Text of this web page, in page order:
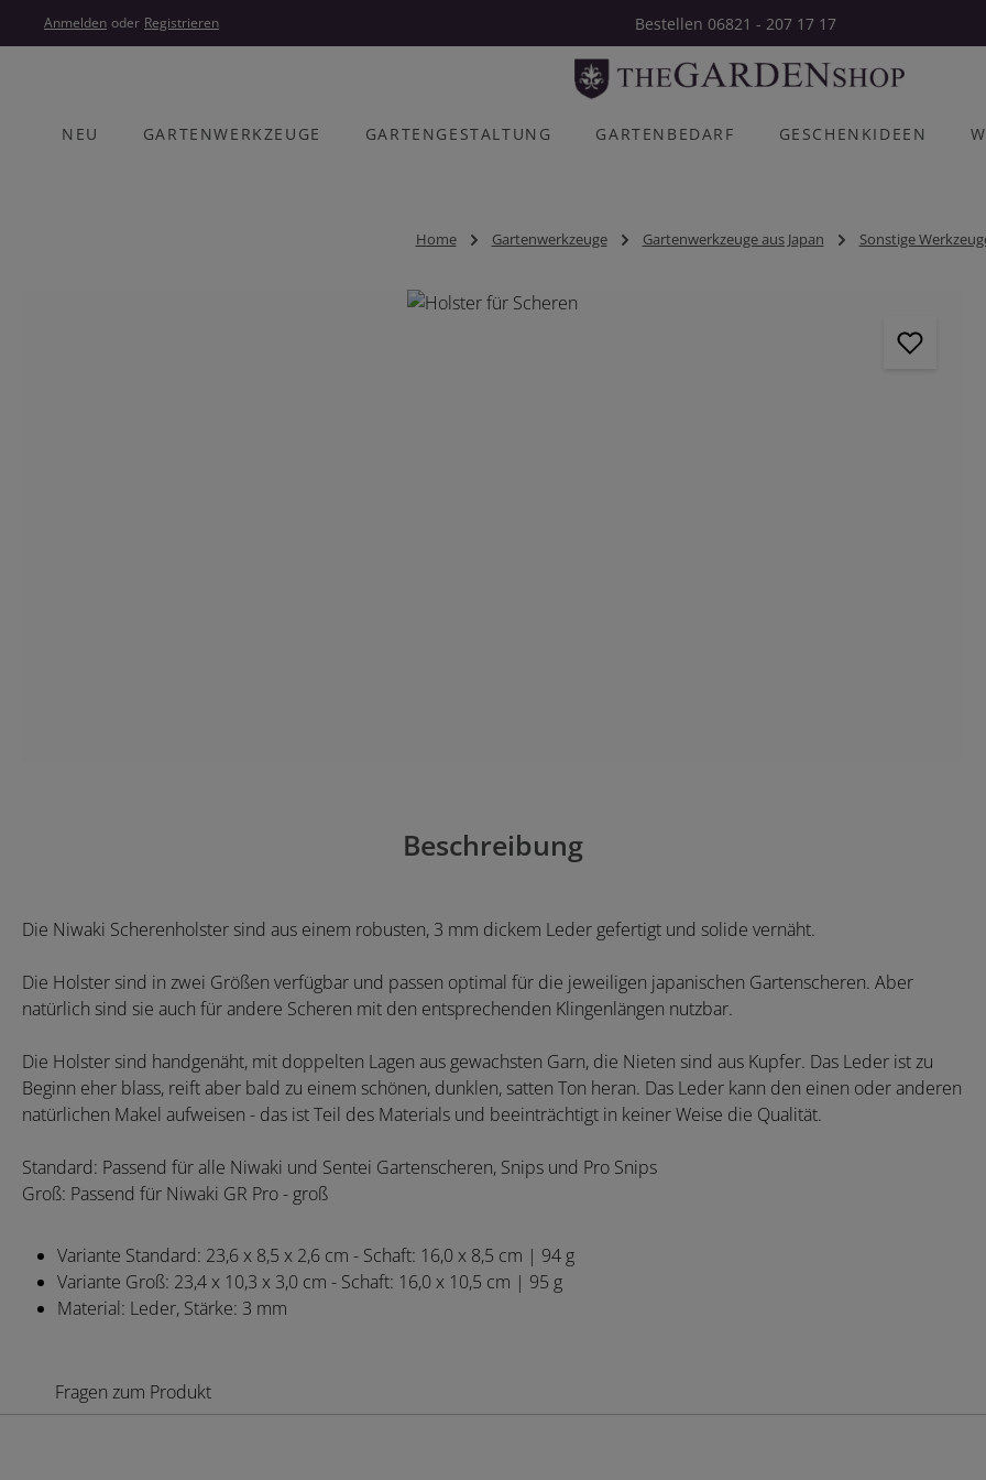
Hauptinhalt springen
Zur Hauptnavigation springen
Anmelden oder Registrieren Bestellen 06821 - 207 17 17
NEU GARTENWERKZEUGE GARTENGESTALTUNG GARTENBEDARF GESCHENKIDEEN
Home Gartenwerkzeuge Gartenwerkzeuge aus Japan Sonstige
Beschreibung
Die Niwaki Scherenholster sind aus einem robusten, 3 mm dickem Leder gefertigt und solide vernäht.
Die Holster sind in zwei Größen verfügbar und passen optimal für die jeweiligen japanischen Gartenscheren. Aber
natürlich sind sie auch für andere Scheren mit den entsprechenden Klingenlängen nutzbar.
Die Holster sind handgenäht, mit doppelten Lagen aus gewachsten Garn, die Nieten sind aus Kupfer. Das Leder ist zu
Beginn eher blass, reift aber bald zu einem schönen, dunklen, satten Ton heran. Das Leder kann den einen oder anderen
natürlichen Makel aufweisen - das ist Teil des Materials und beeinträchtigt in keiner Weise die Qualität.
Standard: Passend für alle Niwaki und Sentei Gartenscheren, Snips und Pro Snips
Groß: Passend für Niwaki GR Pro - groß
Variante Standard: 23,6 x 8,5 x 2,6 cm - Schaft: 16,0 x 8,5 cm | 94 g
Variante Groß: 23,4 x 10,3 x 3,0 cm - Schaft: 16,0 x 10,5 cm | 95 g
Material: Leder, Stärke: 3 mm
Fragen zum Produkt